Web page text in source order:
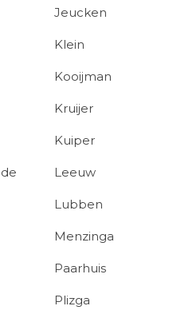
Jeucken
Klein
Kooijman
Kruijer
Kuiper
de Leeuw
Lubben
Menzinga
Paarhuis
Plizga